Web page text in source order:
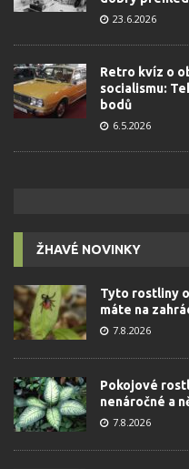
23.6.2026
Retro kvíz o
socialismu:
bodů
6.5.2026
ŽHAVÉ NOVINKY
Tyto rostliny
máte na
7.8.2026
Pokojové
nenáročné a
7.8.2026